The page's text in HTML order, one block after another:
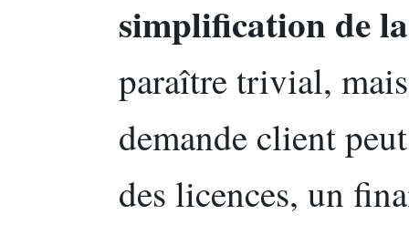
simplification de
paraître trivial,
demande client
des licences, un